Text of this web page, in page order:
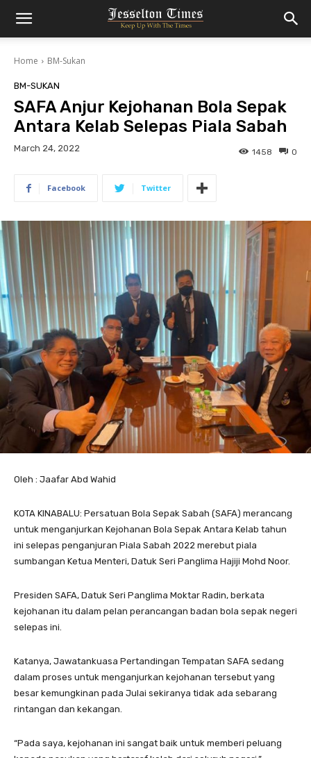
Home BM-Sukan
BM-SUKAN
SAFA Anjur Kejohanan Bola Sepak
Antara Kelab Selepas Piala Sabah
March 24, 2022 0
1458
Facebook Twitter
Oleh : Jaafar Abd Wahid
KOTA KINABALU: Persatuan Bola Sepak Sabah (SAFA) merancang
untuk menganjurkan Kejohanan Bola Sepak Antara Kelab tahun
ini selepas penganjuran Piala Sabah 2022 merebut piala
sumbangan Ketua Menteri, Datuk Seri Panglima Hajiji Mohd Noor.
Presiden SAFA, Datuk Seri Panglima Moktar Radin, berkata
kejohanan itu dalam pelan perancangan badan bola sepak negeri
selepas ini.
Katanya, Jawatankuasa Pertandingan Tempatan SAFA sedang
dalam proses untuk menganjurkan kejohanan tersebut yang
besar kemungkinan pada Julai sekiranya tidak ada sebarang
rintangan dan kekangan.
“Pada saya, kejohanan ini sangat baik untuk memberi peluang